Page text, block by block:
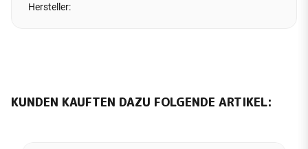
Hersteller:
KUNDEN KAUFTEN DAZU FOLGENDE ARTIKEL: